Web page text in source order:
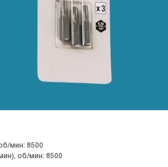
мин: 8500
об/мин: 8500